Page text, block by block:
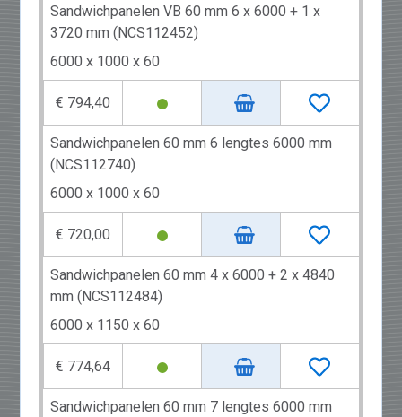
Sandwichpanelen VB 60 mm 6 x 6000 + 1 x
3720 mm (NCS112452)
6000 x 1000 x 60
€ 794,40
Sandwichpanelen 60 mm 6 lengtes 6000 mm
(NCS112740)
6000 x 1000 x 60
€ 720,00
Sandwichpanelen 60 mm 4 x 6000 + 2 x 4840
mm (NCS112484)
6000 x 1150 x 60
€ 774,64
Sandwichpanelen 60 mm 7 lengtes 6000 mm